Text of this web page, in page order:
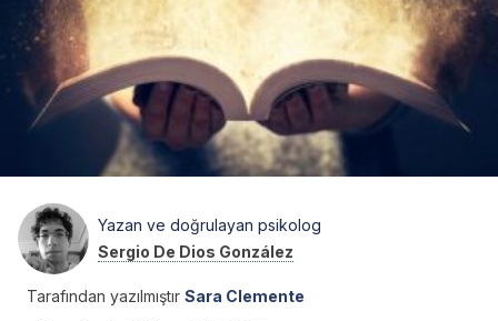
Yazan ve doğrulayan psikolog
Sergio De Dios González
Tarafından yazılmıştır Sara Clemente